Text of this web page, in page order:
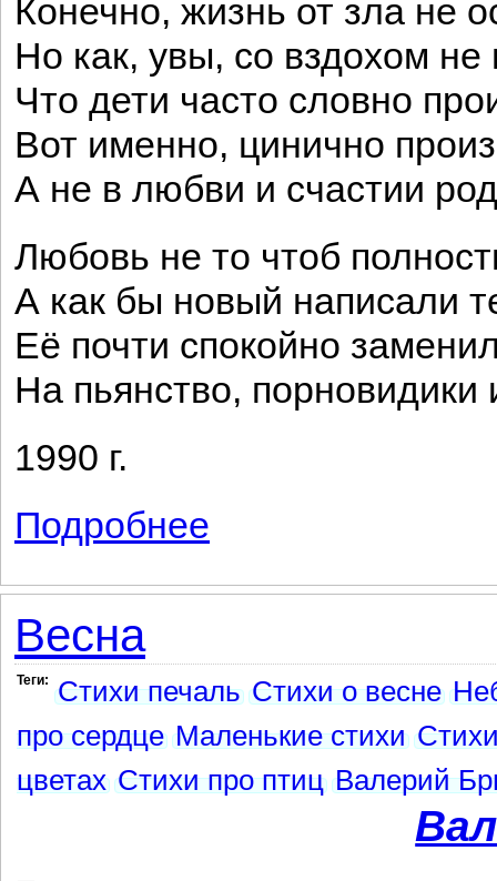
Конечно, жизнь от зла не
Но как, увы, со вздохом не
Что дети часто словно
Вот именно, цинично
А не в любви и счастии
Любовь не то чтоб
А как бы новый написали
Её почти спокойно
На пьянство, порновидики
1990 г.
Подробнее
Весна
Теги: Стихи печаль Стихи о весне
про сердце Маленькие стихи
цветах Стихи про птиц Валерий